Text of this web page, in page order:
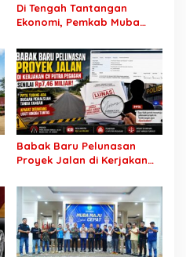
Di Tengah Tantangan
Ekonomi, Pemkab Muba
bagi Warga Lokal
Babak Baru Pelunasan
Proyek Jalan di Kerjakan
Rp7,46 Miliar! PPTK Tuding
Ada Dugaan Pemalsuan
Tanda Tangan, Aparat
Ditantang Usut Hingga
Tuntas